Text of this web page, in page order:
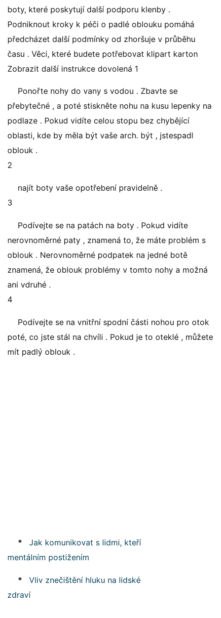
boty, které poskytují další podporu klenby .
Podniknout kroky k péči o padlé oblouku pomáhá
předcházet další podmínky od zhoršuje v průběhu
času . Věci, které budete potřebovat klipart karton
Zobrazit další instrukce dovolená 1
Ponořte nohy do vany s vodou . Zbavte se
přebytečné , a poté stiskněte nohu na kusu lepenky na
podlaze . Pokud vidíte celou stopu bez chybějící
oblasti, kde by měla být vaše arch. být , jstespadl
oblouk .
2
najít boty vaše opotřebení pravidelně .
3
Podívejte se na patách na boty . Pokud vidíte
nerovnoměrné paty , znamená to, že máte problém s
oblouk . Nerovnoměrné podpatek na jedné botě
znamená, že oblouk problémy v tomto nohy a možná
ani vdruhé .
4
Podívejte se na vnitřní spodní části nohou pro otok
poté, co jste stál na chvíli . Pokud je to oteklé , můžete
mít padlý oblouk .
*
Jak komunikovat s lidmi, kteří
mentálním postižením
*
Vliv znečištění hluku na lidské
zdraví